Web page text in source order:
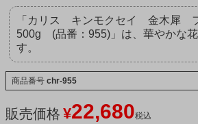
「カリス キンモクセイ 金木犀
500g (品番：955)」は、華やかな花
す。
商品番号 chr-955
販売価格 ¥22,680税込